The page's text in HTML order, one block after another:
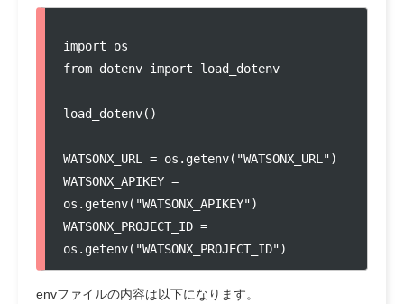
import os
from dotenv import load_dotenv
load_dotenv()
WATSONX_URL = os.getenv("WATSONX_URL")
WATSONX_APIKEY =
os.getenv("WATSONX_APIKEY")
WATSONX_PROJECT_ID =
os.getenv("WATSONX_PROJECT_ID")
envファイルの内容は以下になります。